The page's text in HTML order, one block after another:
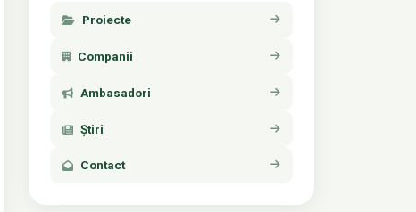
Proiecte
Companii
Ambasadori
Știri
Contact